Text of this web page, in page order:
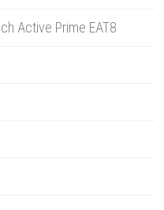
Active Prime EAT8